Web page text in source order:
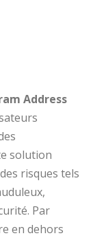
Address
solution
risques tels
Par
en dehors